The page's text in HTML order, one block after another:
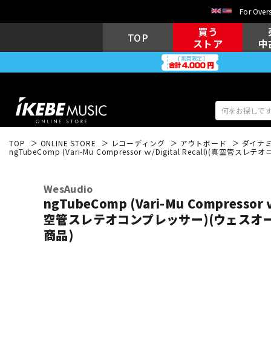
For
TOP
買う
ストア
キーボード 電子ピアノ
TOP ONLINE STORE レコーディング アウトボード ダイナ
ngTubeComp (Vari-Mu Compressor ｗ/Digital Recall)(真空管スレテオ
WesAudio
ngTubeComp (Vari-Mu Compressor
空管スレテオコンプレッサー)(ウェスオ
商品)